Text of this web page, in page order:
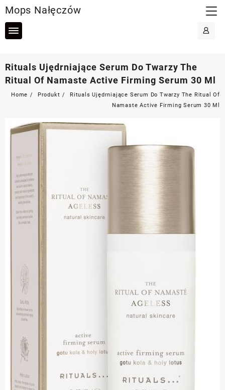
to
content
Mops Nałęczów
Rituals Ujędrniające Serum Do Twarzy The
Ritual Of Namaste Active Firming Serum 30 Ml
Home Produkt
Rituals Ujędrniające Serum Do Twarzy The Ritual Of
Namaste Active Firming Serum 30 Ml